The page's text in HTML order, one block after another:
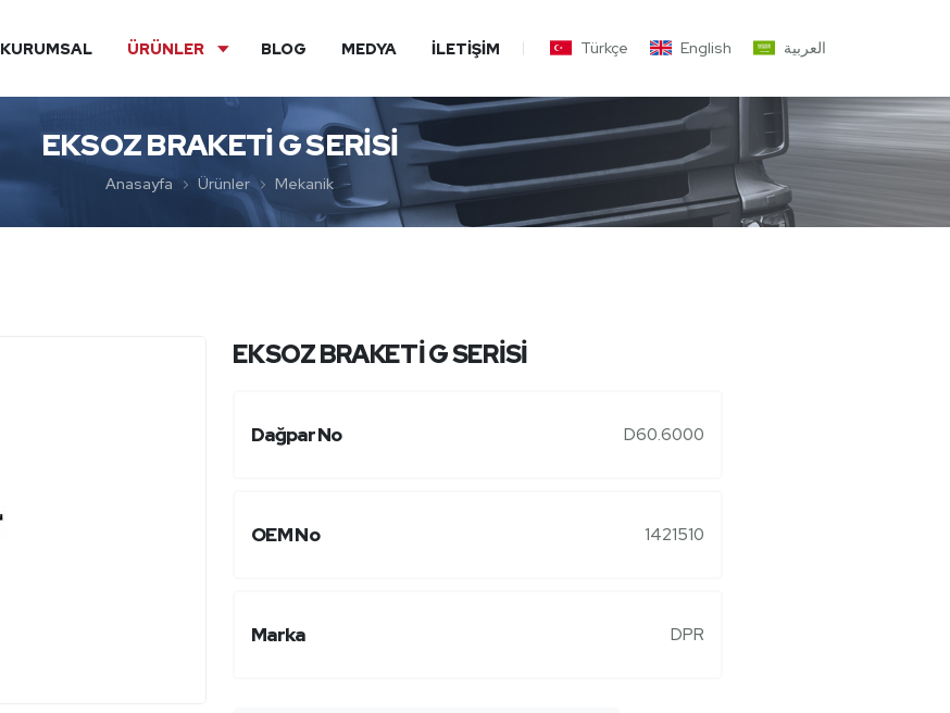
KURUMSAL ÜRÜNLER BLOG MEDYA İLETIŞIM Türkçe English العربية
EKSOZ BRAKETİ G SERİSİ
Anasayfa Ürünler Mekanik
EKSOZ BRAKETİ G SERİSİ
Dağpar No D60.6000
OEM No 1421510
Marka DPR